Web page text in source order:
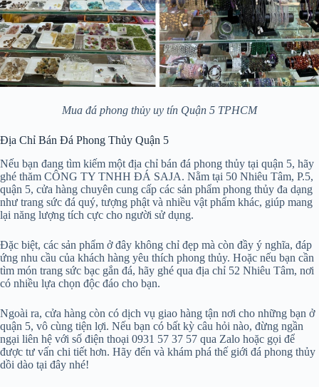
Mua đá phong thủy uy tín Quận 5 TPHCM
Địa Chỉ Bán Đá Phong Thủy Quận 5
Nếu bạn đang tìm kiếm một địa chỉ bán đá phong thủy tại quận 5, hãy
ghé thăm CÔNG TY TNHH ĐÁ SAJA. Nằm tại 50 Nhiêu Tâm, P.5,
quận 5, cửa hàng chuyên cung cấp các sản phẩm phong thủy đa dạng
như trang sức đá quý, tượng phật và nhiều vật phẩm khác, giúp mang
lại năng lượng tích cực cho người sử dụng.
Đặc biệt, các sản phẩm ở đây không chỉ đẹp mà còn đầy ý nghĩa, đáp
ứng nhu cầu của khách hàng yêu thích phong thủy. Hoặc nếu bạn cần
tìm món trang sức bạc gắn đá, hãy ghé qua địa chỉ 52 Nhiêu Tâm, nơi
có nhiều lựa chọn độc đáo cho bạn.
Ngoài ra, cửa hàng còn có dịch vụ giao hàng tận nơi cho những bạn ở
quận 5, vô cùng tiện lợi. Nếu bạn có bất kỳ câu hỏi nào, đừng ngần
ngại liên hệ với số điện thoại 0931 57 37 57 qua Zalo hoặc gọi để
được tư vấn chi tiết hơn. Hãy đến và khám phá thế giới đá phong thủy
dồi dào tại đây nhé!